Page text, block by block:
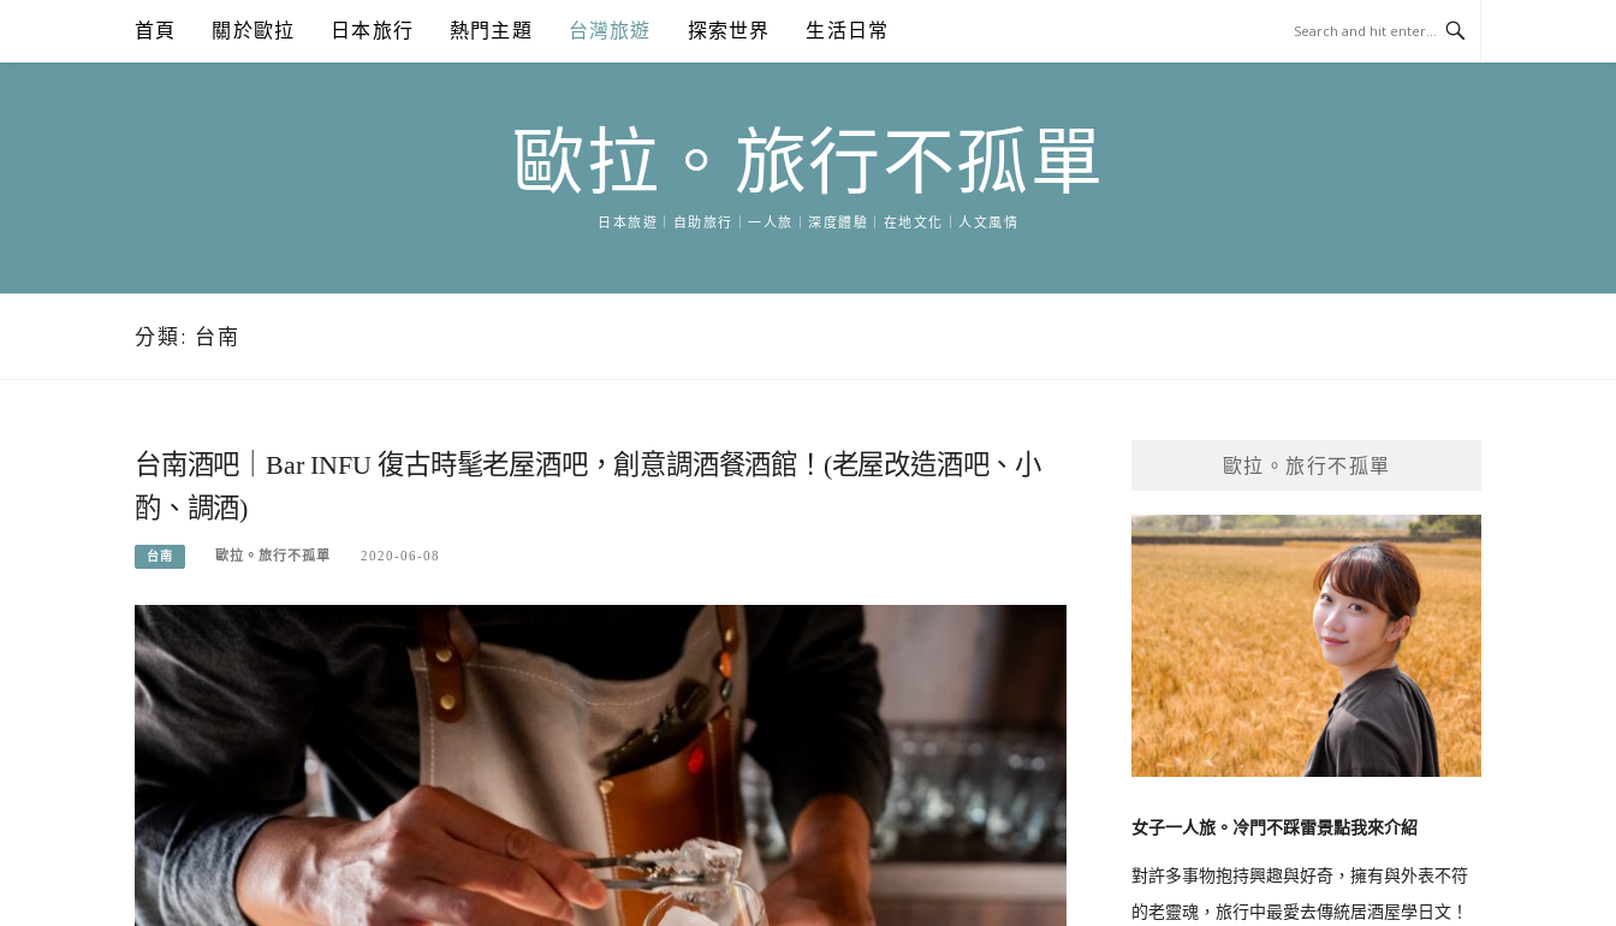
content
首頁 關於歐拉 日本旅行 熱門主題 台灣旅遊 探索世界 生活日常
歐拉。旅行不孤單
日本旅遊｜自助旅行｜一人旅｜深度體驗｜在地文化｜人文風情
分類: 台南
台南酒吧｜Bar INFU 復古時髦老屋酒吧，創意調酒餐酒館！(老屋改造酒吧、小
酌、調酒)
台南 歐拉。旅行不孤單 2020-06-08
歐拉。旅行不孤單
女子一人旅。冷門不踩雷景點我來介紹
對許多事物抱持興趣與好奇，擁有與外表不符
的老靈魂，旅行中最愛去傳統居酒屋學日文！